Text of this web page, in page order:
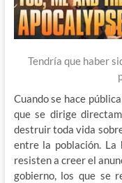
Tendría que haber
Cuando se hace
que se dirige
destruir toda vida
entre la población. La
resisten a creer el
gobierno, los que se